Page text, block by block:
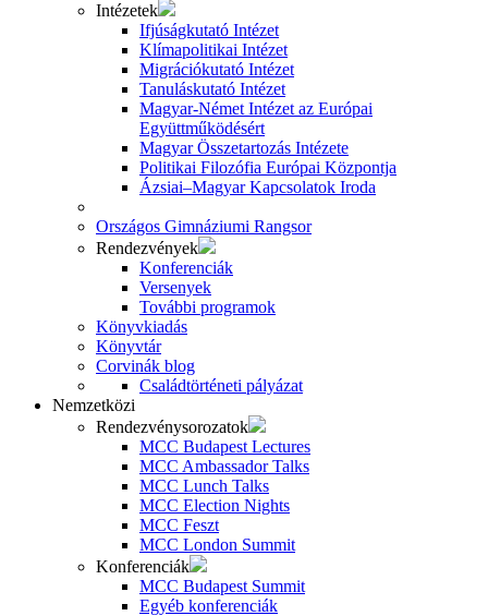
Intézetek
Ifjúságkutató Intézet
Klímapolitikai Intézet
Migrációkutató Intézet
Tanuláskutató Intézet
Magyar-Német Intézet az Európai
Együttműködésért
Magyar Összetartozás Intézete
Politikai Filozófia Európai Központja
Ázsiai–Magyar Kapcsolatok Iroda
Országos Gimnáziumi Rangsor
Rendezvények
Konferenciák
Versenyek
További programok
Könyvkiadás
Könyvtár
Corvinák blog
Családtörténeti pályázat
Nemzetközi
Rendezvénysorozatok
MCC Budapest Lectures
MCC Ambassador Talks
MCC Lunch Talks
MCC Election Nights
MCC Feszt
MCC London Summit
Konferenciák
MCC Budapest Summit
Egyéb konferenciák